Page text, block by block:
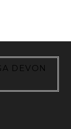
DEVON